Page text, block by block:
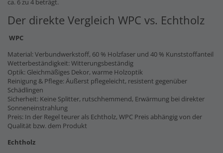
ca. 6 zu 4 beträgt.
Der direkte Vergleich WPC vs. Echtholz
WPC
Material: Verbundwerkstoff, 60 % Holzfaser und 40 % Kunststoffanteil
Wetterbeständigkeit: Witterungsbeständig
Optik: Gleichmäßiges Dekor, warme Holzoptik
Reinigung & Pflege: Äußerst pflegeleicht, resistent gegenüber
Schädlingen
Sicherheit: Keine Splitter, rutschhemmend, Erwärmung bei direkter
Sonneneinstrahlung
Preis: In der Regel teurer als Echtholz, WPC Preis abhängig von der
Qualität bzw. dem Produkt
Echtholz